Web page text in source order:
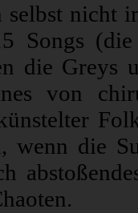
nicht
Songs
die Greys
von
die